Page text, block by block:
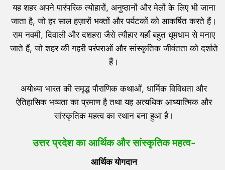
यह शहर अपने पारंपरिक त्योहारों, अनुष्ठानों और मेलों के लिए भी जाना
जाता है, जो हर साल हज़ारों भक्तों और पर्यटकों को आकर्षित करते हैं।
राम नवमी, दिवाली और दशहरा जैसे त्यौहार यहाँ बहुत धूमधाम से मनाए
जाते हैं, जो शहर की गहरी परंपराओं और सांस्कृतिक जीवंतता को दर्शाते
हैं।
अयोध्या भारत की समृद्ध पौराणिक कथाओं, धार्मिक विविधता और
ऐतिहासिक भव्यता का प्रमाण है तथा यह अत्यधिक आध्यात्मिक और
सांस्कृतिक महत्व का स्थान बना हुआ है।
उत्तर प्रदेश का आर्थिक और सांस्कृतिक महत्व-
आर्थिक योगदान